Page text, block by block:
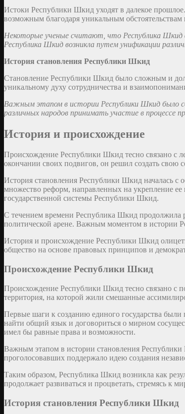
Истоки Республики Шкид уходят в далекое
возможным благодаря уникальным
Некоторые ученые считают, что Республика Шкид
Республика Шкид возникла путем унификации
История становления Республики Шкид
Становление Республики Шкид было сложным и
уникальному духу сотрудничества и
Важным этапом в истории Республики Шкид было
различных народов принимать участие в
История и происхождение
Происхождение Республики Шкид тесно связано с
окончании своих подвигов, он решил создать свою
История становления Республики Шкид началась
множество реформ, направленных на укрепление
государственной системы Республики Шкид.
С течением времени Республика Шкид продолжила
политической арене. Важным моментом в истории
История и происхождение Республики Шкид
общество на основе правовых принципов и
Происхождение Республики Шкид
Происхождение Республики Шкид тесно связано с
территория, на которой жили смешанные
Первые шаги к созданию единого государства
найти общий язык и договориться о мирном
имел бы равные права и возможности.
Важным этапом в истории становления
проголосовавших поддержало идею создания
Таким образом, Республика Шкид возникла как
продолжает развиваться и процветать, стремясь к
История становления Республики Шкид